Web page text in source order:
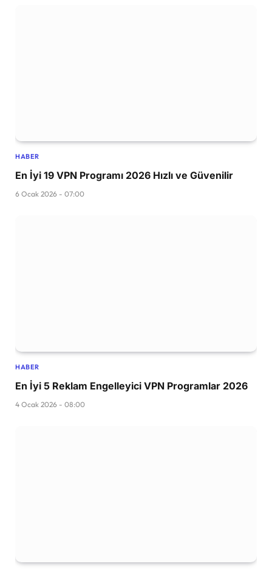
HABER
En İyi 19 VPN Programı 2026 Hızlı ve Güvenilir
6 Ocak 2026 - 07:00
HABER
En İyi 5 Reklam Engelleyici VPN Programlar 2026
4 Ocak 2026 - 08:00